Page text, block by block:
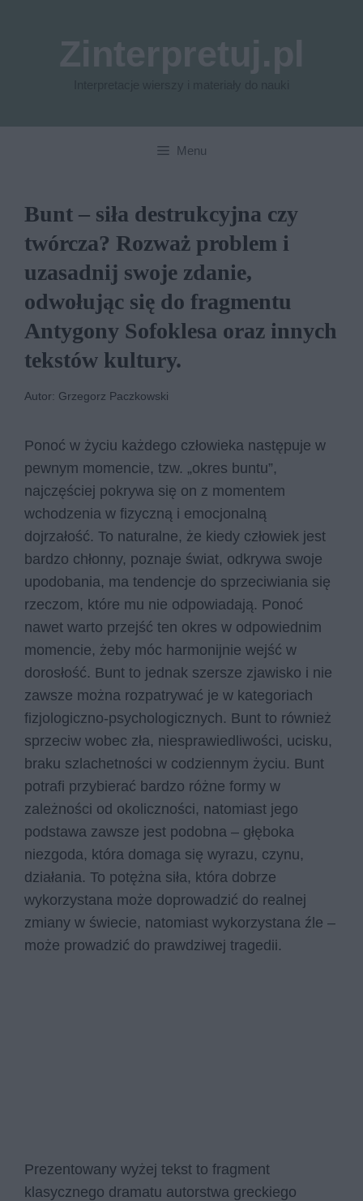
Menu
Bunt – siła destrukcyjna czy
twórcza? Rozważ problem i
uzasadnij swoje zdanie,
odwołując się do fragmentu
Antygony Sofoklesa oraz innych
tekstów kultury.
Autor: Grzegorz Paczkowski
Ponoć w życiu każdego człowieka następuje w
pewnym momencie, tzw. „okres buntu”,
najczęściej pokrywa się on z momentem
wchodzenia w fizyczną i emocjonalną
dojrzałość. To naturalne, że kiedy człowiek jest
bardzo chłonny, poznaje świat, odkrywa swoje
upodobania, ma tendencje do sprzeciwiania się
rzeczom, które mu nie odpowiadają. Ponoć
nawet warto przejść ten okres w odpowiednim
momencie, żeby móc harmonijnie wejść w
dorosłość. Bunt to jednak szersze zjawisko i nie
zawsze można rozpatrywać je w kategoriach
fizjologiczno-psychologicznych. Bunt to również
sprzeciw wobec zła, niesprawiedliwości, ucisku,
braku szlachetności w codziennym życiu. Bunt
potrafi przybierać bardzo różne formy w
zależności od okoliczności, natomiast jego
podstawa zawsze jest podobna – głęboka
niezgoda, która domaga się wyrazu, czynu,
działania. To potężna siła, która dobrze
wykorzystana może doprowadzić do realnej
zmiany w świecie, natomiast wykorzystana źle –
może prowadzić do prawdziwej tragedii.
Prezentowany wyżej tekst to fragment
klasycznego dramatu autorstwa greckiego